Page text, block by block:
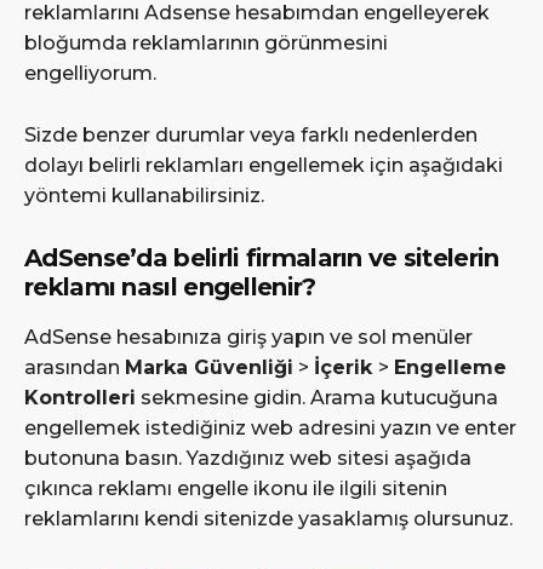
reklamlarını Adsense hesabımdan engelleyerek
bloğumda reklamlarının görünmesini
engelliyorum.
Sizde benzer durumlar veya farklı nedenlerden
dolayı belirli reklamları engellemek için aşağıdaki
yöntemi kullanabilirsiniz.
AdSense’da belirli firmaların ve sitelerin
reklamı nasıl engellenir?
AdSense hesabınıza giriş yapın ve sol menüler
arasından Marka Güvenliği > İçerik > Engelleme
Kontrolleri sekmesine gidin. Arama kutucuğuna
engellemek istediğiniz web adresini yazın ve enter
butonuna basın. Yazdığınız web sitesi aşağıda
çıkınca reklamı engelle ikonu ile ilgili sitenin
reklamlarını kendi sitenizde yasaklamış olursunuz.